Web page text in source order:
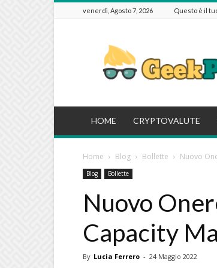
venerdì, Agosto 7, 2026 Questo è il
HOME CRYPTOVALUTE
Home Blog Bollette Nuovo
Blog Bollette
Nuovo
Capacity
By Lucia Ferrero - 24 Maggio 2022